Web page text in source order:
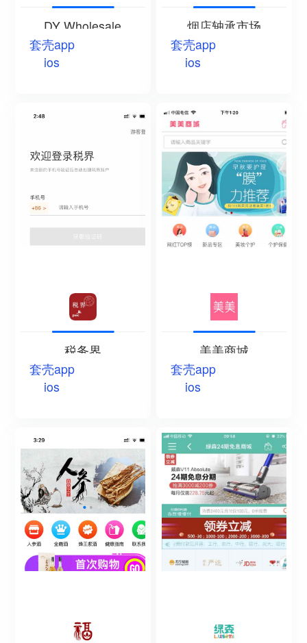
DY Wholesale
套壳app
ios
烟店轴承市场
套壳app
ios
税务界
套壳app
ios
美美商城
套壳app
ios